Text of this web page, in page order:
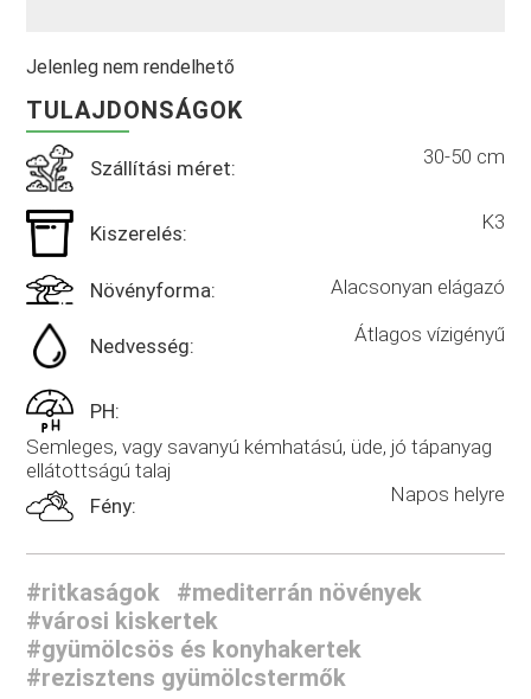
Jelenleg nem rendelhető
TULAJDONSÁGOK
Szállítási méret: 30-50 cm
Kiszerelés: K3
Növényforma: Alacsonyan elágazó
Nedvesség: Átlagos vízigényű
PH:
Semleges, vagy savanyú kémhatású, üde, jó tápanyag
ellátottságú talaj
Fény:
Napos helyre
#ritkaságok
#mediterrán növények
#városi kiskertek
#gyümölcsös és konyhakertek
#rezisztens gyümölcstermők